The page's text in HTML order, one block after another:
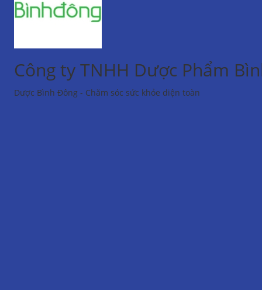
Công ty TNHH Dược Phẩm
Dược Bình Đông - Chăm sóc sức khỏe diện toàn